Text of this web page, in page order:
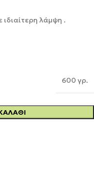
λάμψη .
600 γρ.